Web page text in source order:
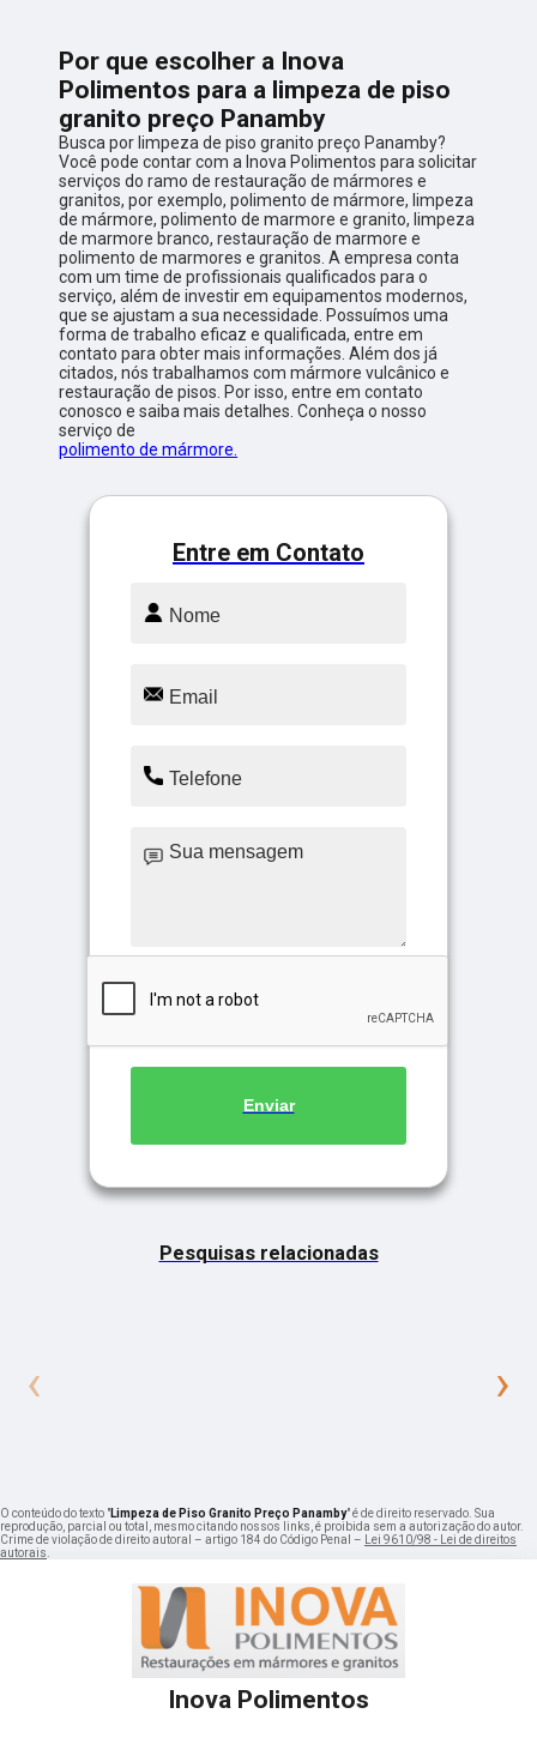
Por que escolher a Inova
Polimentos para a limpeza de piso
granito preço Panamby
Busca por limpeza de piso granito preço Panamby?
Você pode contar com a Inova Polimentos para solicitar
serviços do ramo de restauração de mármores e
granitos, por exemplo, polimento de mármore, limpeza
de mármore, polimento de marmore e granito, limpeza
de marmore branco, restauração de marmore e
polimento de marmores e granitos. A empresa conta
com um time de profissionais qualificados para o
serviço, além de investir em equipamentos modernos,
que se ajustam a sua necessidade. Possuímos uma
forma de trabalho eficaz e qualificada, entre em
contato para obter mais informações. Além dos já
citados, nós trabalhamos com mármore vulcânico e
restauração de pisos. Por isso, entre em contato
conosco e saiba mais detalhes. Conheça o nosso
serviço de
polimento de mármore.
Entre em Contato
Enviar
Pesquisas relacionadas
‹ ›
O conteúdo do texto "Limpeza de Piso Granito Preço Panamby" é de direito reservado. Sua
reprodução, parcial ou total, mesmo citando nossos links, é proibida sem a autorização do autor.
Crime de violação de direito autoral – artigo 184 do Código Penal –
Lei 9610/98 - Lei de direitos
autorais
Inova Polimentos